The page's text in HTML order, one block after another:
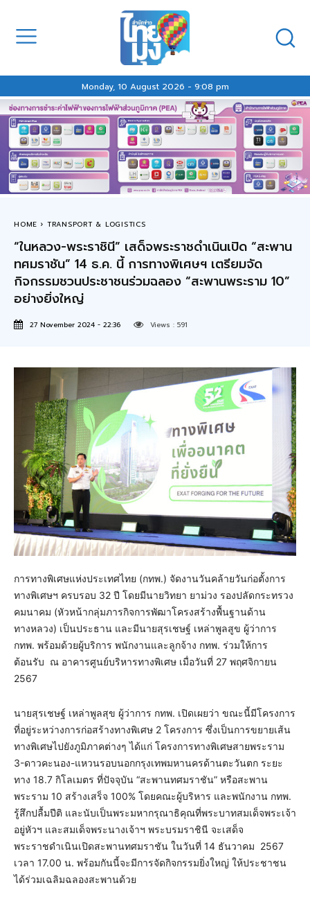
Monday, 10 August 2026 - 9:08 pm
HOME TRANSPORT & LOGISTICS
“ในหลวง-พระราชินี” เสด็จพระราชดำเนินเปิด “สะพาน
ทศมราชัน” 14 ธ.ค. นี้ การทางพิเศษฯ เตรียมจัด
กิจกรรมชวนประชาชนร่วมฉลอง “สะพานพระราม 10”
อย่างยิ่งใหญ่
27 November 2024 - 22:36 Views : 591
การทางพิเศษแห่งประเทศไทย (กทพ.) จัดงานวันคล้ายวันก่อตั้งการ
ทางพิเศษฯ ครบรอบ 32 ปี โดยมีนายวิทยา ยาม่วง รองปลัดกระทรวง
คมนาคม (หัวหน้ากลุ่มภารกิจการพัฒาโครงสร้างพื้นฐานด้าน
ทางหลวง) เป็นประธาน และมีนายสุรเชษฐ์ เหล่าพูลสูข ผู้ว่าการ
กทพ. พร้อมด้วยผู้บริการ พนักงานและลูกจ้าง กทพ. ร่วมให้การ
ต้อนรับ ณ อาคารศูนย์บริหารทางพิเศษ เมื่อวันที่ 27 พฤศจิกายน
2567
นายสุรเชษฐ์ เหล่าพูลสุข ผู้ว่าการ กทพ. เปิดเผยว่า ขณะนี้มีโครงการ
ที่อยู่ระหว่างการก่อสร้างทางพิเศษ 2 โครงการ ซึ่งเป็นการขยายเส้น
ทางพิเศษไปยังภูมิภาคต่างๆ ได้แก่ โครงการทางพิเศษสายพระราม
3-ดาวคะนอง-แหวนรอบนอกกรุงเทพมหานครด้านตะวันตก ระยะ
ทาง 18.7 กิโลเมตร ที่ปัจจุบัน “สะพานทศมราชัน” หรือสะพาน
พระราม 10 สร้างเสร็จ 100% โดยคณะผู้บริหาร และพนักงาน กทพ.
รู้สึกปลื้มปีติ และนับเป็นพระมหากรุณาธิคุณที่พระบาทสมเด็จพระเจ้า
อยู่หัวฯ และสมเด็จพระนางเจ้าฯ พระบรมราชินี จะเสด็จ
พระราชดำเนินเปิดสะพานทศมราชัน ในวันที่ 14 ธันวาคม 2567
เวลา 17.00 น. พร้อมกันนี้จะมีการจัดกิจกรรมยิ่งใหญ่ ให้ประชาชน
ได้ร่วมเฉลิมฉลองสะพานด้วย